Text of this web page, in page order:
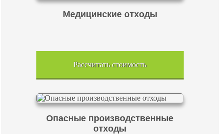
Медицинские отходы
Рассчитать стоимость
Опасные производственные
отходы